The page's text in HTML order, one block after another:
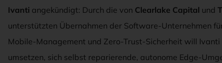
Ivanti angekündigt: Durch die von Clearlake Capital und
unterstützten Übernahmen der Software-Unternehmen
Mobile-Management und Zero-Trust-Sicherheit will Ivanti
umsetzen, sich selbst reparierende, autonome Edge-